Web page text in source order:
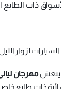
ذات
لزوار
ينعشمهرجان ليالي
فعالية مسائية ذات